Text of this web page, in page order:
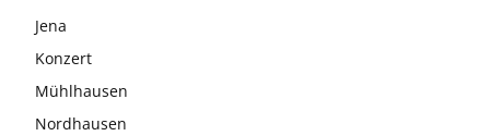
Jena
Konzert
Mühlhausen
Nordhausen